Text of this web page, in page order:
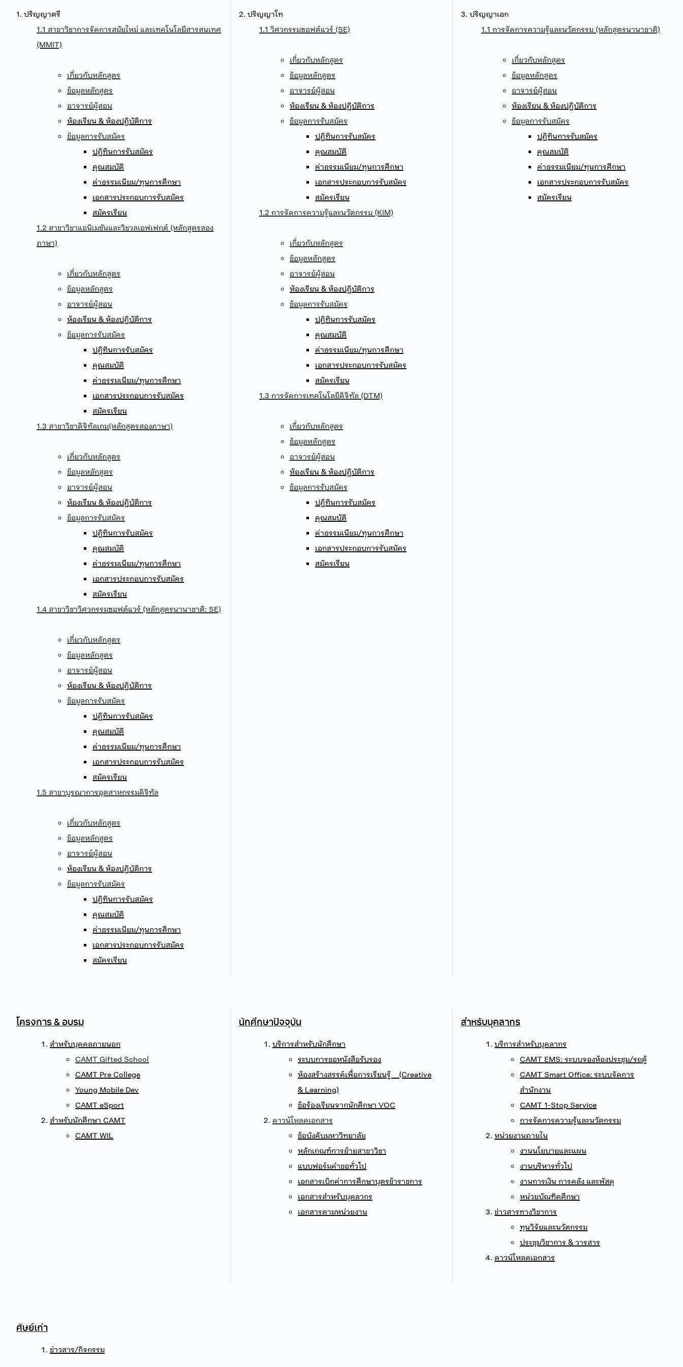
1. ปริญญาตรี
1.1 สาขาวิชาการจัดการสมัยใหม่ และเทคโนโลยีสารสนเทศ
(MMIT)
เกี่ยวกับหลักสูตร
ข้อมูลหลักสูตร
อาจารย์ผู้สอน
ห้องเรียน & ห้องปฏิบัติการ
ข้อมูลการรับสมัคร
ปฏิทินการรับสมัคร
คุณสมบัติ
ค่าธรรมเนียม/ทุนการศึกษา
เอกสารประกอบการรับสมัคร
สมัครเรียน
1.2 สาขาวิชาแอนิเมชันและวิชวลเอฟเฟกต์ (หลักสูตรสอง
ภาษา)
เกี่ยวกับหลักสูตร
ข้อมูลหลักสูตร
อาจารย์ผู้สอน
ห้องเรียน & ห้องปฏิบัติการ
ข้อมูลการรับสมัคร
ปฏิทินการรับสมัคร
คุณสมบัติ
ค่าธรรมเนียม/ทุนการศึกษา
เอกสารประกอบการรับสมัคร
สมัครเรียน
1.3 สาขาวิชาดิจิทัลเกม(หลักสูตรสองภาษา)
เกี่ยวกับหลักสูตร
ข้อมูลหลักสูตร
อาจารย์ผู้สอน
ห้องเรียน & ห้องปฏิบัติการ
ข้อมูลการรับสมัคร
ปฏิทินการรับสมัคร
คุณสมบัติ
ค่าธรรมเนียม/ทุนการศึกษา
เอกสารประกอบการรับสมัคร
สมัครเรียน
1.4 สาขาวิชาวิศวกรรมซอฟต์แวร์ (หลักสูตรนานาชาติ: SE)
เกี่ยวกับหลักสูตร
ข้อมูลหลักสูตร
อาจารย์ผู้สอน
ห้องเรียน & ห้องปฏิบัติการ
ข้อมูลการรับสมัคร
ปฏิทินการรับสมัคร
คุณสมบัติ
ค่าธรรมเนียม/ทุนการศึกษา
เอกสารประกอบการรับสมัคร
สมัครเรียน
1.5 สาขาบูรณาการอุตสาหกรรมดิจิทัล
เกี่ยวกับหลักสูตร
ข้อมูลหลักสูตร
อาจารย์ผู้สอน
ห้องเรียน & ห้องปฏิบัติการ
ข้อมูลการรับสมัคร
ปฏิทินการรับสมัคร
คุณสมบัติ
ค่าธรรมเนียม/ทุนการศึกษา
เอกสารประกอบการรับสมัคร
สมัครเรียน
2. ปริญญาโท
1.1 วิศวกรรมซอฟต์แวร์ (SE)
เกี่ยวกับหลักสูตร
ข้อมูลหลักสูตร
อาจารย์ผู้สอน
ห้องเรียน & ห้องปฏิบัติการ
ข้อมูลการรับสมัคร
ปฏิทินการรับสมัคร
คุณสมบัติ
ค่าธรรมเนียม/ทุนการศึกษา
เอกสารประกอบการรับสมัคร
สมัครเรียน
1.2 การจัดการความรู้และนวัตกรรม (KIM)
เกี่ยวกับหลักสูตร
ข้อมูลหลักสูตร
อาจารย์ผู้สอน
ห้องเรียน & ห้องปฏิบัติการ
ข้อมูลการรับสมัคร
ปฏิทินการรับสมัคร
คุณสมบัติ
ค่าธรรมเนียม/ทุนการศึกษา
เอกสารประกอบการรับสมัคร
สมัครเรียน
1.3 การจัดการเทคโนโลยีดิจิทัล (DTM)
เกี่ยวกับหลักสูตร
ข้อมูลหลักสูตร
อาจารย์ผู้สอน
ห้องเรียน & ห้องปฏิบัติการ
ข้อมูลการรับสมัคร
ปฏิทินการรับสมัคร
คุณสมบัติ
ค่าธรรมเนียม/ทุนการศึกษา
เอกสารประกอบการรับสมัคร
สมัครเรียน
3. ปริญญาเอก
1.1 การจัดการความรู้และนวัตกรรม (หลักสูตรนานาชาติ)
เกี่ยวกับหลักสูตร
ข้อมูลหลักสูตร
อาจารย์ผู้สอน
ห้องเรียน & ห้องปฏิบัติการ
ข้อมูลการรับสมัคร
ปฏิทินการรับสมัคร
คุณสมบัติ
ค่าธรรมเนียม/ทุนการศึกษา
เอกสารประกอบการรับสมัคร
สมัครเรียน
โครงการ & อบรม
สำหรับบุคคลภายนอก
CAMT Gifted School
CAMT Pre College
Young Mobile Dev
CAMT eSport
สำหรับนักศึกษา CAMT
CAMT WIL
นักศึกษาปัจจุบัน
บริการสำหรับนักศึกษา
ระบบการขอหนังสือรับรอง
ห้องสร้างสรรค์เพื่อการเรียนรู้ (Creative
& Learning)
ข้อร้องเรียนจากนักศึกษา VOC
ดาวน์โหลดเอกสาร
ข้อบังคับมหาวิทยาลัย
หลักเกณฑ์การย้ายสาขาวิชา
แบบฟอร์มคำขอทั่วไป
เอกสารเบิกค่าการศึกษาบุตรข้าราชการ
เอกสารสำหรับบุคลากร
เอกสารตามหน่วยงาน
สำหรับบุคลากร
บริการสำหรับบุคลากร
CAMT EMS: ระบบจองห้องประชุม/รถตู้
CAMT Smart Office: ระบบจัดการ
สำนักงาน
CAMT 1-Stop Service
การจัดการความรู้และนวัตกรรม
หน่วยงานภายใน
งานนโยบายและแผน
งานบริหารทั่วไป
งานการเงิน การคลัง และพัสดุ
หน่วยบัณฑิตศึกษา
ข่าวสารทางวิชาการ
ทุนวิจัยและนวัตกรรม
ประชุมวิชาการ & วารสาร
ดาวน์โหลดเอกสาร
ศิษย์เก่า
ข่าวสาร/กิจกรรม